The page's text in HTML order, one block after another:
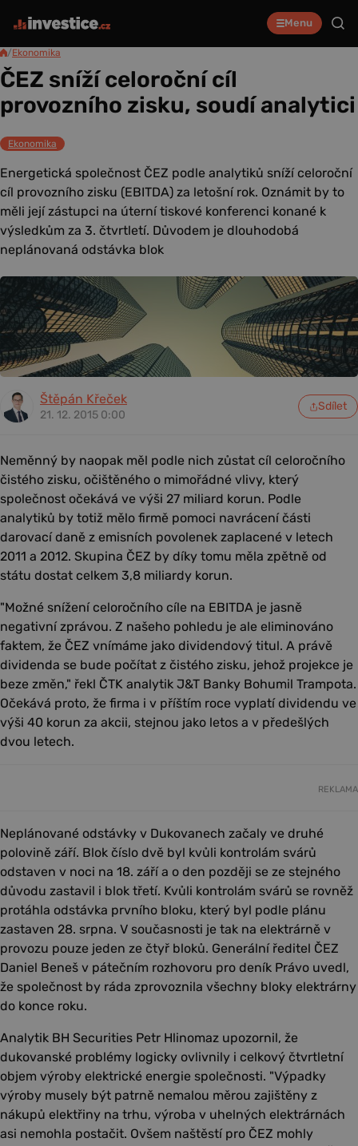
Menu
/Ekonomika
ČEZ sníží celoroční cíl
provozního zisku, soudí analytici
Ekonomika
Energetická společnost ČEZ podle analytiků sníží celoroční
cíl provozního zisku (EBITDA) za letošní rok. Oznámit by to
měli její zástupci na úterní tiskové konferenci konané k
výsledkům za 3. čtvrtletí. Důvodem je dlouhodobá
neplánovaná odstávka blok
Štěpán Křeček
21. 12. 2015 0:00
Sdílet
Neměnný by naopak měl podle nich zůstat cíl celoročního
čistého zisku, očištěného o mimořádné vlivy, který
společnost očekává ve výši 27 miliard korun. Podle
analytiků by totiž mělo firmě pomoci navrácení části
darovací daně z emisních povolenek zaplacené v letech
2011 a 2012. Skupina ČEZ by díky tomu měla zpětně od
státu dostat celkem 3,8 miliardy korun.
"Možné snížení celoročního cíle na EBITDA je jasně
negativní zprávou. Z našeho pohledu je ale eliminováno
faktem, že ČEZ vnímáme jako dividendový titul. A právě
dividenda se bude počítat z čistého zisku, jehož projekce je
beze změn," řekl ČTK analytik J&T Banky Bohumil Trampota.
Očekává proto, že firma i v příštím roce vyplatí dividendu ve
výši 40 korun za akcii, stejnou jako letos a v předešlých
dvou letech.
REKLAMA
Neplánované odstávky v Dukovanech začaly ve druhé
polovině září. Blok číslo dvě byl kvůli kontrolám svárů
odstaven v noci na 18. září a o den později se ze stejného
důvodu zastavil i blok třetí. Kvůli kontrolám svárů se rovněž
protáhla odstávka prvního bloku, který byl podle plánu
zastaven 28. srpna. V současnosti je tak na elektrárně v
provozu pouze jeden ze čtyř bloků. Generální ředitel ČEZ
Daniel Beneš v pátečním rozhovoru pro deník Právo uvedl,
že společnost by ráda zprovoznila všechny bloky elektrárny
do konce roku.
Analytik BH Securities Petr Hlinomaz upozornil, že
dukovanské problémy logicky ovlivnily i celkový čtvrtletní
objem výroby elektrické energie společnosti. "Výpadky
výroby musely být patrně nemalou měrou zajištěny z
nákupů elektřiny na trhu, výroba v uhelných elektrárnách
asi nemohla postačit. Ovšem naštěstí pro ČEZ mohly